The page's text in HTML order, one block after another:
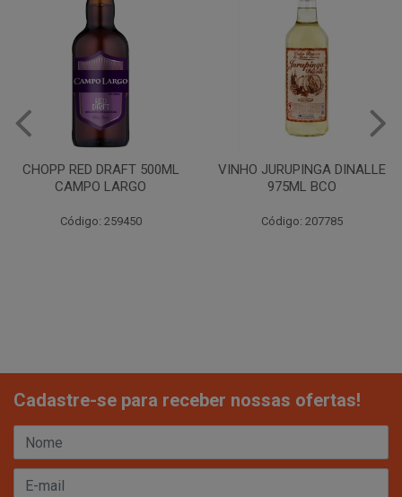
CHOPP RED DRAFT 500ML
CAMPO LARGO
Código: 259450
VINHO JURUPINGA DINALLE
975ML BCO
Código: 207785
Cadastre-se para receber nossas ofertas!